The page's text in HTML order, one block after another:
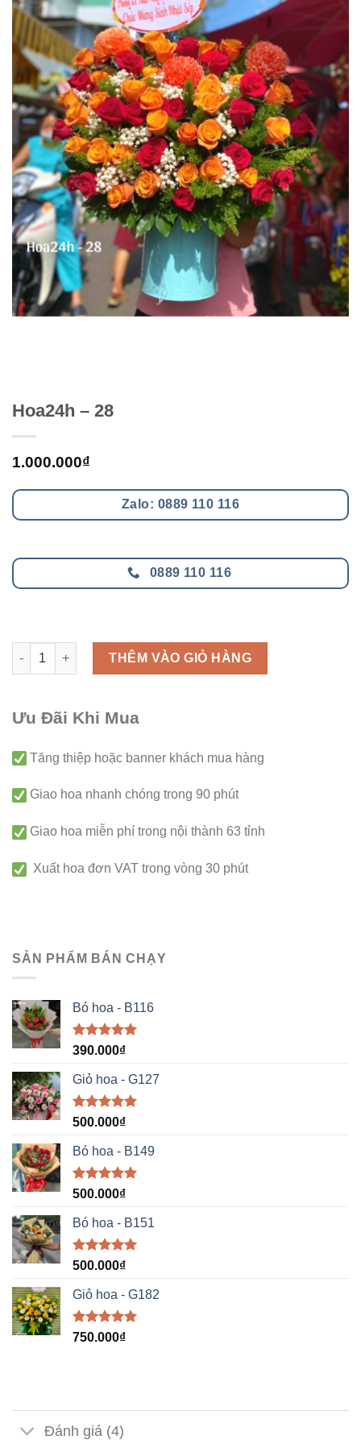
Hoa24h – 28
1.000.000₫
Zalo: 0889 110 116
0889 110 116
Hoa24h - 28 số lượng
THÊM VÀO GIỎ HÀNG
Ưu Đãi Khi Mua
Tăng thiệp hoặc banner khách mua hàng
Giao hoa nhanh chóng trong 90 phút
Giao hoa miễn phí trong nội thành 63 tỉnh
Xuất hoa đơn VAT trong vòng 30 phút
SẢN PHẨM BÁN CHẠY
Bó hoa - B116
Được xếp
5 sao
390.000₫
Giỏ hoa - G127
Được xếp
5 sao
500.000₫
Bó hoa - B149
Được xếp
5 sao
500.000₫
Bó hoa - B151
Được xếp
5 sao
500.000₫
Giỏ hoa - G182
Được xếp
750.000₫
Đánh giá (4)